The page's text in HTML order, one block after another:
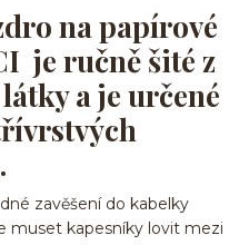
na papírové
je ručně šité z
a je určené
.
zavěšení do kabelky
muset kapesníky lovit mezi